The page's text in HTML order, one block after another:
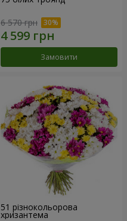
6 570 грн
Замовити
51 різнокольорова
хризантема